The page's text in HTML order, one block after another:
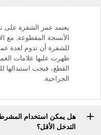
يعتمد عمر الشفرة على
الأنسجة المقطوعة. مع
للشفرة أن تدوم لعدة
ظهرت عليها علامات
القطع، فيجب استبدالها
الجراحية.
هل يمكن استخدام
التدخل الأقل؟